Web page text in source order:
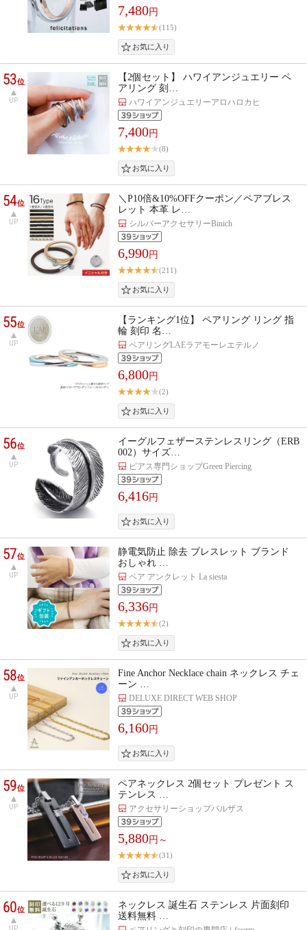
7,480円
(115)
53位
UP
【2個セット】 ハワイアンジュエリー ペ
アリング 刻…
ハワイアンジュエリーアロハロカヒ
7,400円
(8)
54位
UP
＼P10倍&10%OFFクーポン／ペアブレス
レット 本革 レ…
シルバーアクセサリーBinich
6,990円
(211)
55位
UP
【ランキング1位】 ペアリング リング 指
輪 刻印 名…
ペアリングLAEラアモーレエテルノ
6,800円
(2)
56位
UP
イーグルフェザーステンレスリング（ERB
002）サイズ…
ピアス専門ショップGreen Piercing
6,416円
57位
UP
静電気防止 除去 ブレスレット ブランド
おしゃれ …
ペア アンクレット La siesta
6,336円
(2)
58位
UP
Fine Anchor Necklace chain ネックレス チェ
ーン …
DELUXE DIRECT WEB SHOP
6,160円
59位
UP
ペアネックレス 2個セット プレゼント ス
テンレス …
アクセサリーショップバルザス
5,880円～
(31)
60位
UP
ネックレス 誕生石 ステンレス 片面刻印
送料無料 …